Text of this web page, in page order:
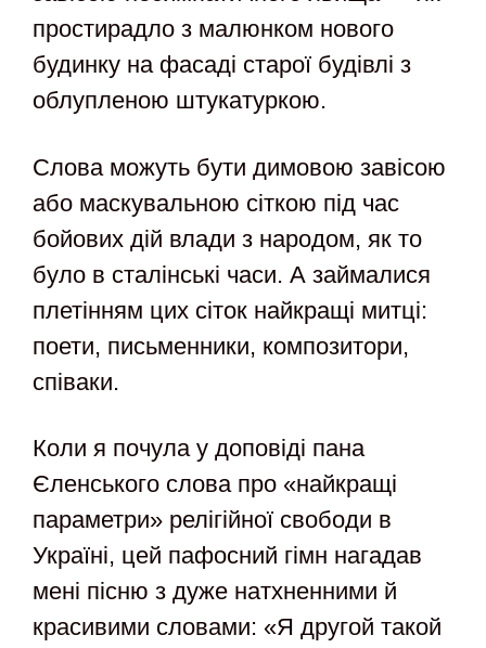
простирадло з малюнком нового
будинку на фасаді старої будівлі з
облупленою штукатуркою.
Слова можуть бути димовою завісою
або маскувальною сіткою під час
бойових дій влади з народом, як то
було в сталінські часи. А займалися
плетінням цих сіток найкращі митці:
поети, письменники, композитори,
співаки.
Коли я почула у доповіді пана
Єленського слова про «найкращі
параметри» релігійної свободи в
Україні, цей пафосний гімн нагадав
мені пісню з дуже натхненними й
красивими словами: «Я другой такой